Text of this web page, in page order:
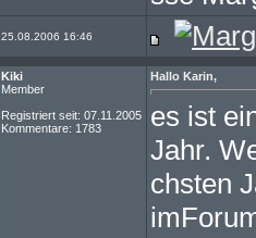
25.08.2006 16:46
Kiki
Member
Registriert seit: 07.11.2005
Kommentare: 1783
Hallo Karin,
es ist
Jahr.
chsten